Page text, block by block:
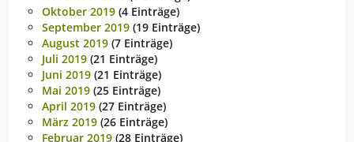
Oktober 2019 (4 Einträge)
September 2019 (19 Einträge)
August 2019 (7 Einträge)
Juli 2019 (21 Einträge)
Juni 2019 (21 Einträge)
Mai 2019 (25 Einträge)
April 2019 (27 Einträge)
März 2019 (26 Einträge)
Februar 2019 (28 Einträge)